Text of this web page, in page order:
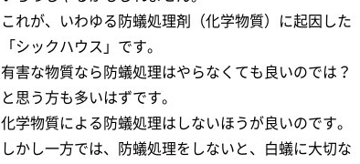
これが、いわゆる防蟻処理剤（化学物質）に起因した
「シックハウス」です。
有害な物質なら防蟻処理はやらなくても良いのでは？
と思う方も多いはずです。
化学物質による防蟻処理はしないほうが良いのです。
しかし一方では、防蟻処理をしないと、白蟻に大切な